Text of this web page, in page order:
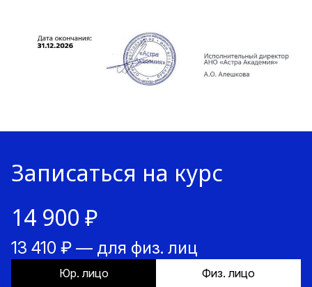
Записаться на курс
14 900 ₽
13 410 ₽ — для физ. лиц
Юр. лицо Физ. лицо